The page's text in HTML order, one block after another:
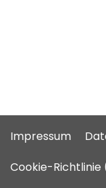
Impressum
Cookie-Richtlinie